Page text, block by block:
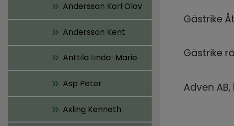
Andersson Karl Olov
Andersson Kent
Anttila Linda-Marie
Asp Peter
Axling Kenneth
Gästrike
Gästrike
Adven